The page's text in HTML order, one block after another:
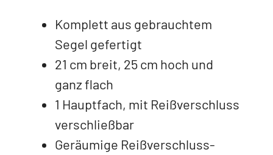
Komplett aus gebrauchtem
Segel gefertigt
21 cm breit, 25 cm hoch und
ganz flach
1 Hauptfach, mit Reißverschluss
verschließbar
Geräumige Reißverschluss-